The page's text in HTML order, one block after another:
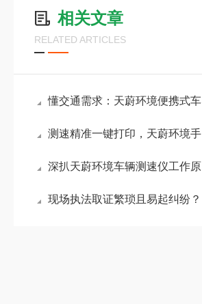
相关文章
RELATED ARTICLES
懂交通需求：天蔚环境便携式车辆测速仪打破传统测速仪场景局限
测速精准一键打印，天蔚环境手持式拍照车辆测速仪数据秒传
深扒天蔚环境车辆测速仪工作原理，雷达反射技术让超速无处可藏
现场执法取证繁琐且易起纠纷？车辆测速仪即时打印与云端回传如何提升效率